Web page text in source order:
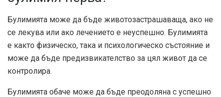
Булимията може да бъде животозастрашаваща, ако не
се лекува или ако лечението е неуспешно. Булимията
е както физическо, така и психологическо състояние и
може да бъде предизвикателство за цял живот да се
контролира.
Булимията обаче може да бъде преодоляна с успешно